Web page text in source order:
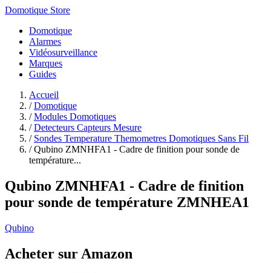
Domotique Store
Domotique
Alarmes
Vidéosurveillance
Marques
Guides
Accueil
/ Domotique
/ Modules Domotiques
/ Detecteurs Capteurs Mesure
/ Sondes Temperature Themometres Domotiques Sans Fil
/ Qubino ZMNHFA1 - Cadre de finition pour sonde de
température...
Qubino ZMNHFA1 - Cadre de finition
pour sonde de température ZMNHEA1
Qubino
Acheter sur Amazon